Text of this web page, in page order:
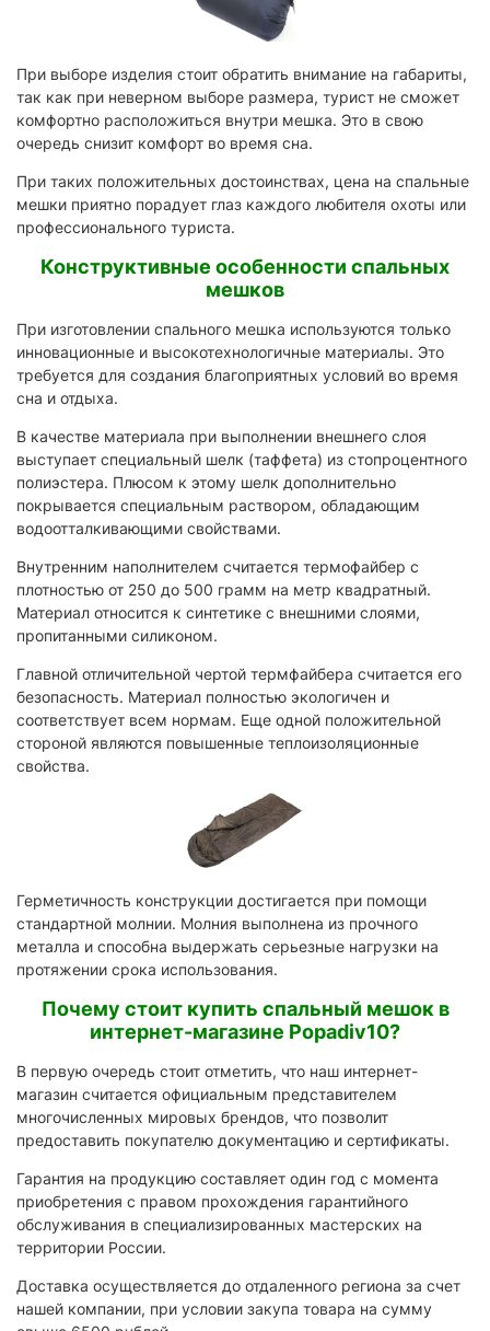
При выборе изделия стоит обратить внимание на габариты,
так как при неверном выборе размера, турист не сможет
комфортно расположиться внутри мешка. Это в свою
очередь снизит комфорт во время сна.
При таких положительных достоинствах, цена на спальные
мешки приятно порадует глаз каждого любителя охоты или
профессионального туриста.
Конструктивные особенности спальных
мешков
При изготовлении спального мешка используются только
инновационные и высокотехнологичные материалы. Это
требуется для создания благоприятных условий во время
сна и отдыха.
В качестве материала при выполнении внешнего слоя
выступает специальный шелк (таффета) из стопроцентного
полиэстера. Плюсом к этому шелк дополнительно
покрывается специальным раствором, обладающим
водоотталкивающими свойствами.
Внутренним наполнителем считается термофайбер с
плотностью от 250 до 500 грамм на метр квадратный.
Материал относится к синтетике с внешними слоями,
пропитанными силиконом.
Главной отличительной чертой термфайбера считается его
безопасность. Материал полностью экологичен и
соответствует всем нормам. Еще одной положительной
стороной являются повышенные теплоизоляционные
свойства.
Герметичность конструкции достигается при помощи
стандартной молнии. Молния выполнена из прочного
металла и способна выдержать серьезные нагрузки на
протяжении срока использования.
Почему стоит купить спальный мешок в
интернет-магазине Popadiv10?
В первую очередь стоит отметить, что наш интернет-
магазин считается официальным представителем
многочисленных мировых брендов, что позволит
предоставить покупателю документацию и сертификаты.
Гарантия на продукцию составляет один год с момента
приобретения с правом прохождения гарантийного
обслуживания в специализированных мастерских на
территории России.
Доставка осуществляется до отдаленного региона за счет
нашей компании, при условии закупа товара на сумму